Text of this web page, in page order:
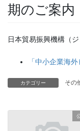
期のご案内
日本貿易振興機構（
「中小企業海
カテゴリー その